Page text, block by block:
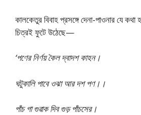
কালকেতুর বিবাহ প্রসঙ্গে দেনা-পাওনার যে কথা
চিত্রই ফুটে উঠেছে—
‘পণের নির্ণয় কৈল দ্বাদশ কাহন।
ঘটুকালি পাবে ওঝা আর দশ পণ।।
পাঁচ গা গুৱাক দিব গুড় পাঁচসের।